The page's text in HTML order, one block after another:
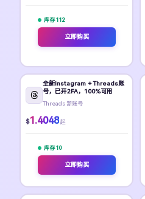
库存 112
立即购买
全新Instagram + Threads账
号，已开2FA，100%可用
Threads 新账号
$1.4048 起
库存 10
立即购买